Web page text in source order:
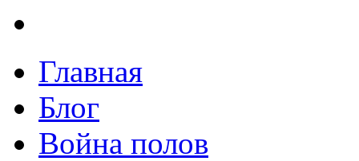
Главная
Блог
Война полов